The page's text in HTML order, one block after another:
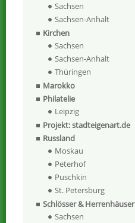
Sachsen
Sachsen-Anhalt
Kirchen
Sachsen
Sachsen-Anhalt
Thüringen
Marokko
Philatelie
Leipzig
Projekt: stadteigenart.de
Russland
Moskau
Peterhof
Puschkin
St. Petersburg
Schlösser & Herrenhäuser
Sachsen